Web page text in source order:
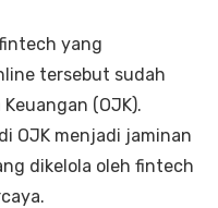
yang
tersebut sudah
(OJK).
OJK menjadi jaminan
dikelola oleh fintech